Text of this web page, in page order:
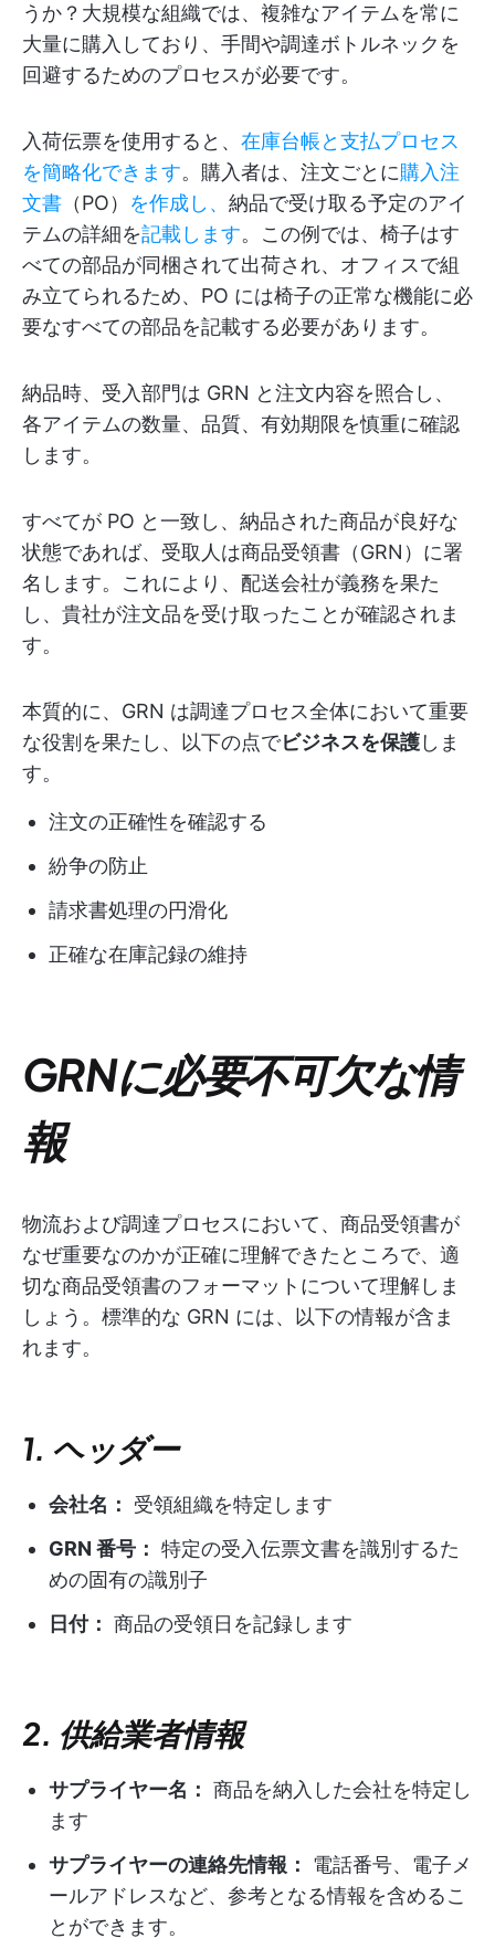
うか？大規模な組織では、複雑なアイテムを常に
大量に購入しており、手間や調達ボトルネックを
回避するためのプロセスが必要です。
入荷伝票を使用すると、 在庫台帳と支払プロセス
を簡略化できます。購入者は、注文ごとに購入注
文書 （PO） を作成し、 納品で受け取る予定のアイ
テムの詳細を記載します。この例では、椅子はす
べての部品が同梱されて出荷され、オフィスで組
み立てられるため、PO には椅子の正常な機能に必
要なすべての部品を記載する必要があります。
納品時、受入部門は GRN と注文内容を照合し、
各アイテムの数量、品質、有効期限を慎重に確認
します。
すべてが PO と一致し、納品された商品が良好な
状態であれば、受取人は商品受領書（GRN）に署
名します。これにより、配送会社が義務を果た
し、貴社が注文品を受け取ったことが確認されま
す。
本質的に、GRN は調達プロセス全体において重要
な役割を果たし、以下の点でビジネスを保護しま
す。
注文の正確性を確認する
紛争の防止
請求書処理の円滑化
正確な在庫記録の維持
GRNに必要不可欠な情
報
物流および調達プロセスにおいて、商品受領書が
なぜ重要なのかが正確に理解できたところで、適
切な商品受領書のフォーマットについて理解しま
しょう。標準的な GRN には、以下の情報が含ま
れます。
1. ヘッダー
会社名：
受領組織を特定します
GRN 番号： 特定の受入伝票文書を識別するた
めの固有の識別子
日付： 商品の受領日を記録します
2. 供給業者情報
サプライヤー名： 商品を納入した会社を特定し
ます
サプライヤーの連絡先情報：
電話番号、電子メ
ールアドレスなど、参考となる情報を含めるこ
とができます。